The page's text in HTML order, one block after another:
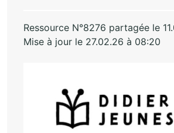
Ressource N°8276 partagée le
Mise à jour le 27.02.26 à 08:20